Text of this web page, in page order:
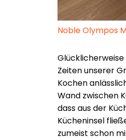
Noble Olympos
Zeiten unserer
Kochen
Wand zwischen
dass aus der
Kücheninsel
zumeist schon